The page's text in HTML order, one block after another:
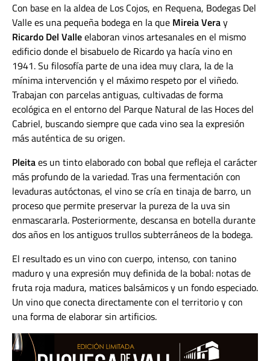
Con base en la aldea de Los Cojos, en Requena, Bodegas Del
Valle es una pequeña bodega en la que Mireia Veray
Ricardo Del Valleelaboran vinos artesanales en el mismo
edificio donde el bisabuelo de Ricardo ya hacía vino en
1941. Su filosofía parte de una idea muy clara, la de la
mínima intervención y el máximo respeto por el viñedo.
Trabajan con parcelas antiguas, cultivadas de forma
ecológica en el entorno del Parque Natural de las Hoces del
Cabriel, buscando siempre que cada vino sea la expresión
más auténtica de su origen.
Pleitaes un tinto elaborado con bobal que refleja el carácter
más profundo de la variedad. Tras una fermentación con
levaduras autóctonas, el vino se cría en tinaja de barro, un
proceso que permite preservar la pureza de la uva sin
enmascararla. Posteriormente, descansa en botella durante
dos años en los antiguos trullos subterráneos de la bodega.
El resultado es un vino con cuerpo, intenso, con tanino
maduro y una expresión muy definida de la bobal: notas de
fruta roja madura, matices balsámicos y un fondo especiado.
Un vino que conecta directamente con el territorio y con
una forma de elaborar sin artificios.